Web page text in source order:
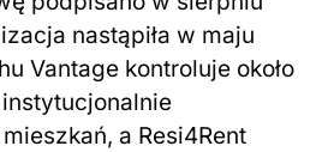
nastąpiła w maju
Vantage kontroluje około
a Resi4Rent